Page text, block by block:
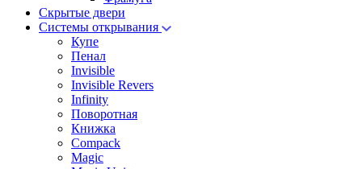
Скрытые двери
Системы открывания
Купе
Пенал
Invisible
Invisible Revers
Infinity
Поворотная
Книжка
Compack
Magic